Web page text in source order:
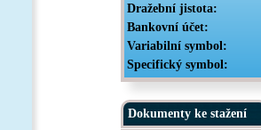
Dražební jistota:
Bankovní účet:
Variabilní symbol:
Specifický symbol:
Dokumenty ke stažení